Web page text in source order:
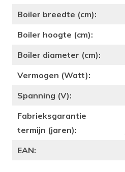
Boiler breedte (cm):
Boiler hoogte (cm):
Boiler diameter (cm):
Vermogen (Watt):
Spanning (V):
Fabrieksgarantie
termijn (jaren):
EAN: